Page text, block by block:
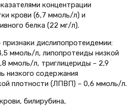
концентрации
крови (6,7 ммоль/л) и
белка (22 мг/л).
дислипопротеидемии:
ммоль/л, липопротеиды низкой
ммоль/л, триглицериды – 2,9
низкого содержания
плотности (ЛПВП) – 0,6 ммоль/л.
билирубина,